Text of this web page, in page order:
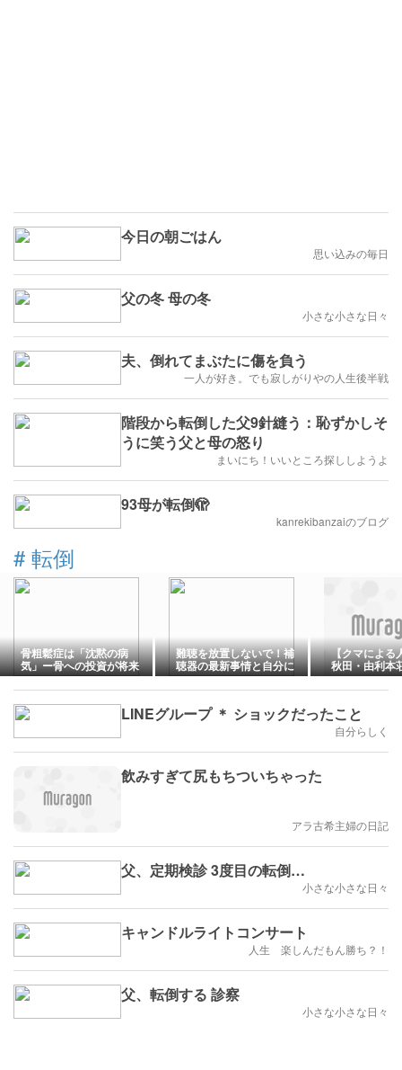
今日の朝ごはん
思い込みの毎日
父の冬 母の冬
小さな小さな日々
夫、倒れてまぶたに傷を負う
一人が好き。でも寂しがりやの人生後半戦
階段から転倒した父9針縫う：恥ずかしそ
うに笑う父と母の怒り
まいにち！いいところ探ししようよ
93母が転倒🫣
kanrekibanzaiのブログ
# 転倒
骨粗鬆症は「沈黙の病
気」ー骨への投資が将来
の健康を守ります
難聴を放置しないで！補
聴器の最新事情と自分に
合った選び方
【クマによる
秋田・由利本
【鉢合わせ・
LINEグループ ＊ ショックだったこと
自分らしく
飲みすぎて尻もちついちゃった
アラ古希主婦の日記
父、定期検診 3度目の転倒…
小さな小さな日々
キャンドルライトコンサート
人生 楽しんだもん勝ち？！
父、転倒する 診察
小さな小さな日々